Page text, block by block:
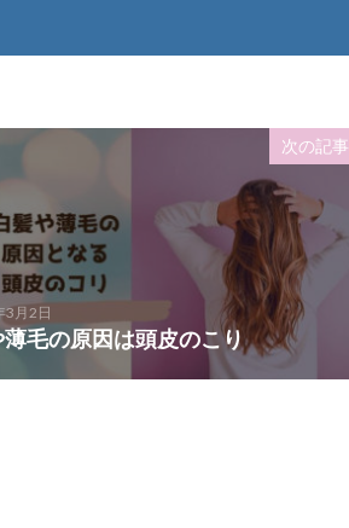
次の記事
3月2日
毛の原因は頭皮のこり